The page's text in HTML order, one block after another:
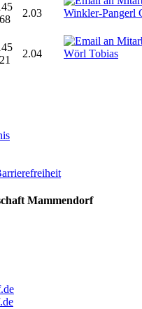
2.03
2.04
Mammendorf